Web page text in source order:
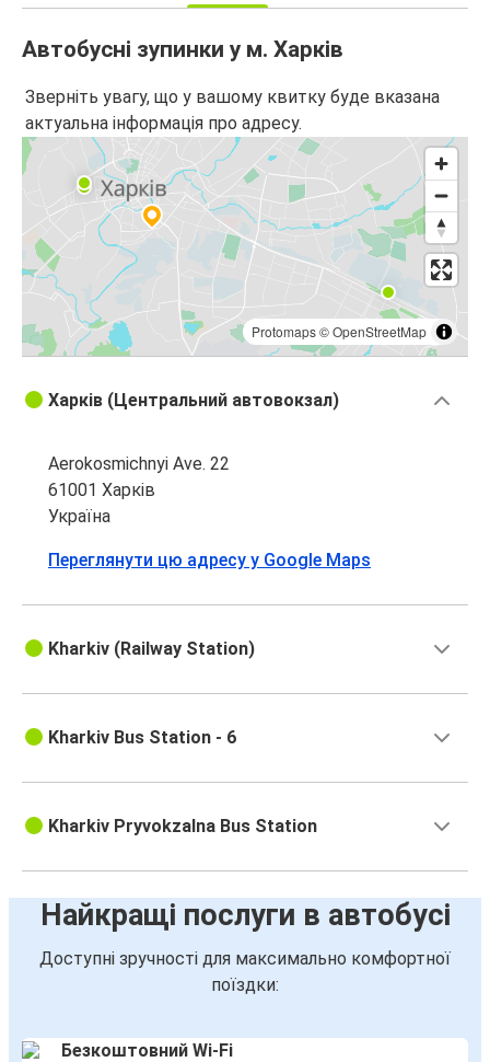
Автобусні зупинки у м. Харків
Зверніть увагу, що у вашому квитку буде вказана
актуальна інформація про адресу.
Protomaps©OpenStreetMap
Харків (Центральний автовокзал)
Aerokosmichnyi Ave. 22
61001 Харків
Україна
Переглянути цю адресу у Google Maps
Kharkiv (Railway Station)
Kharkiv Bus Station - 6
Kharkiv Pryvokzalna Bus Station
Найкращі послуги в автобусі
Доступні зручності для максимально комфортної
поїздки:
Безкоштовний Wi-Fi